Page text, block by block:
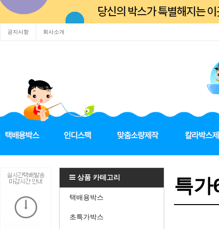
공지사항 회사소개
상품 카테고리
택배용박스
초특가박스
특